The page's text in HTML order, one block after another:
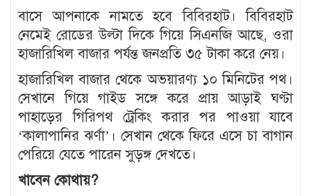
বাসে আপনাকে নামতে হবে বিবিরহাট। বিবিরহাট
নেমেই রোডের উল্টা দিকে গিয়ে সিএনজি আছে, ওরা
হাজারিখিল বাজার পর্যন্ত জনপ্রতি ৩৫ টাকা করে নেয়।
হাজারিখিল বাজার থেকে অভয়ারণ্য ১০ মিনিটের পথ।
সেখানে গিয়ে গাইড সঙ্গে করে প্রায় আড়াই ঘণ্টা
পাহাড়ের গিরিপথ ট্রেকিং করার পর পাওয়া যাবে
‘কালাপানির ঝর্ণা’। সেখান থেকে ফিরে এসে চা বাগান
পেরিয়ে যেতে পারেন সুড়ঙ্গ দেখতে।
খাবেন কোথায়?